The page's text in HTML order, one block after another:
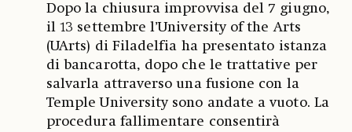
Dopo la chiusura improvvisa del 7 giugno,
il 13 settembre l’University of the Arts
(UArts) di Filadelfia ha presentato istanza
di bancarotta, dopo che le trattative per
salvarla attraverso una fusione con la
Temple University sono andate a vuoto. La
procedura fallimentare consentirà